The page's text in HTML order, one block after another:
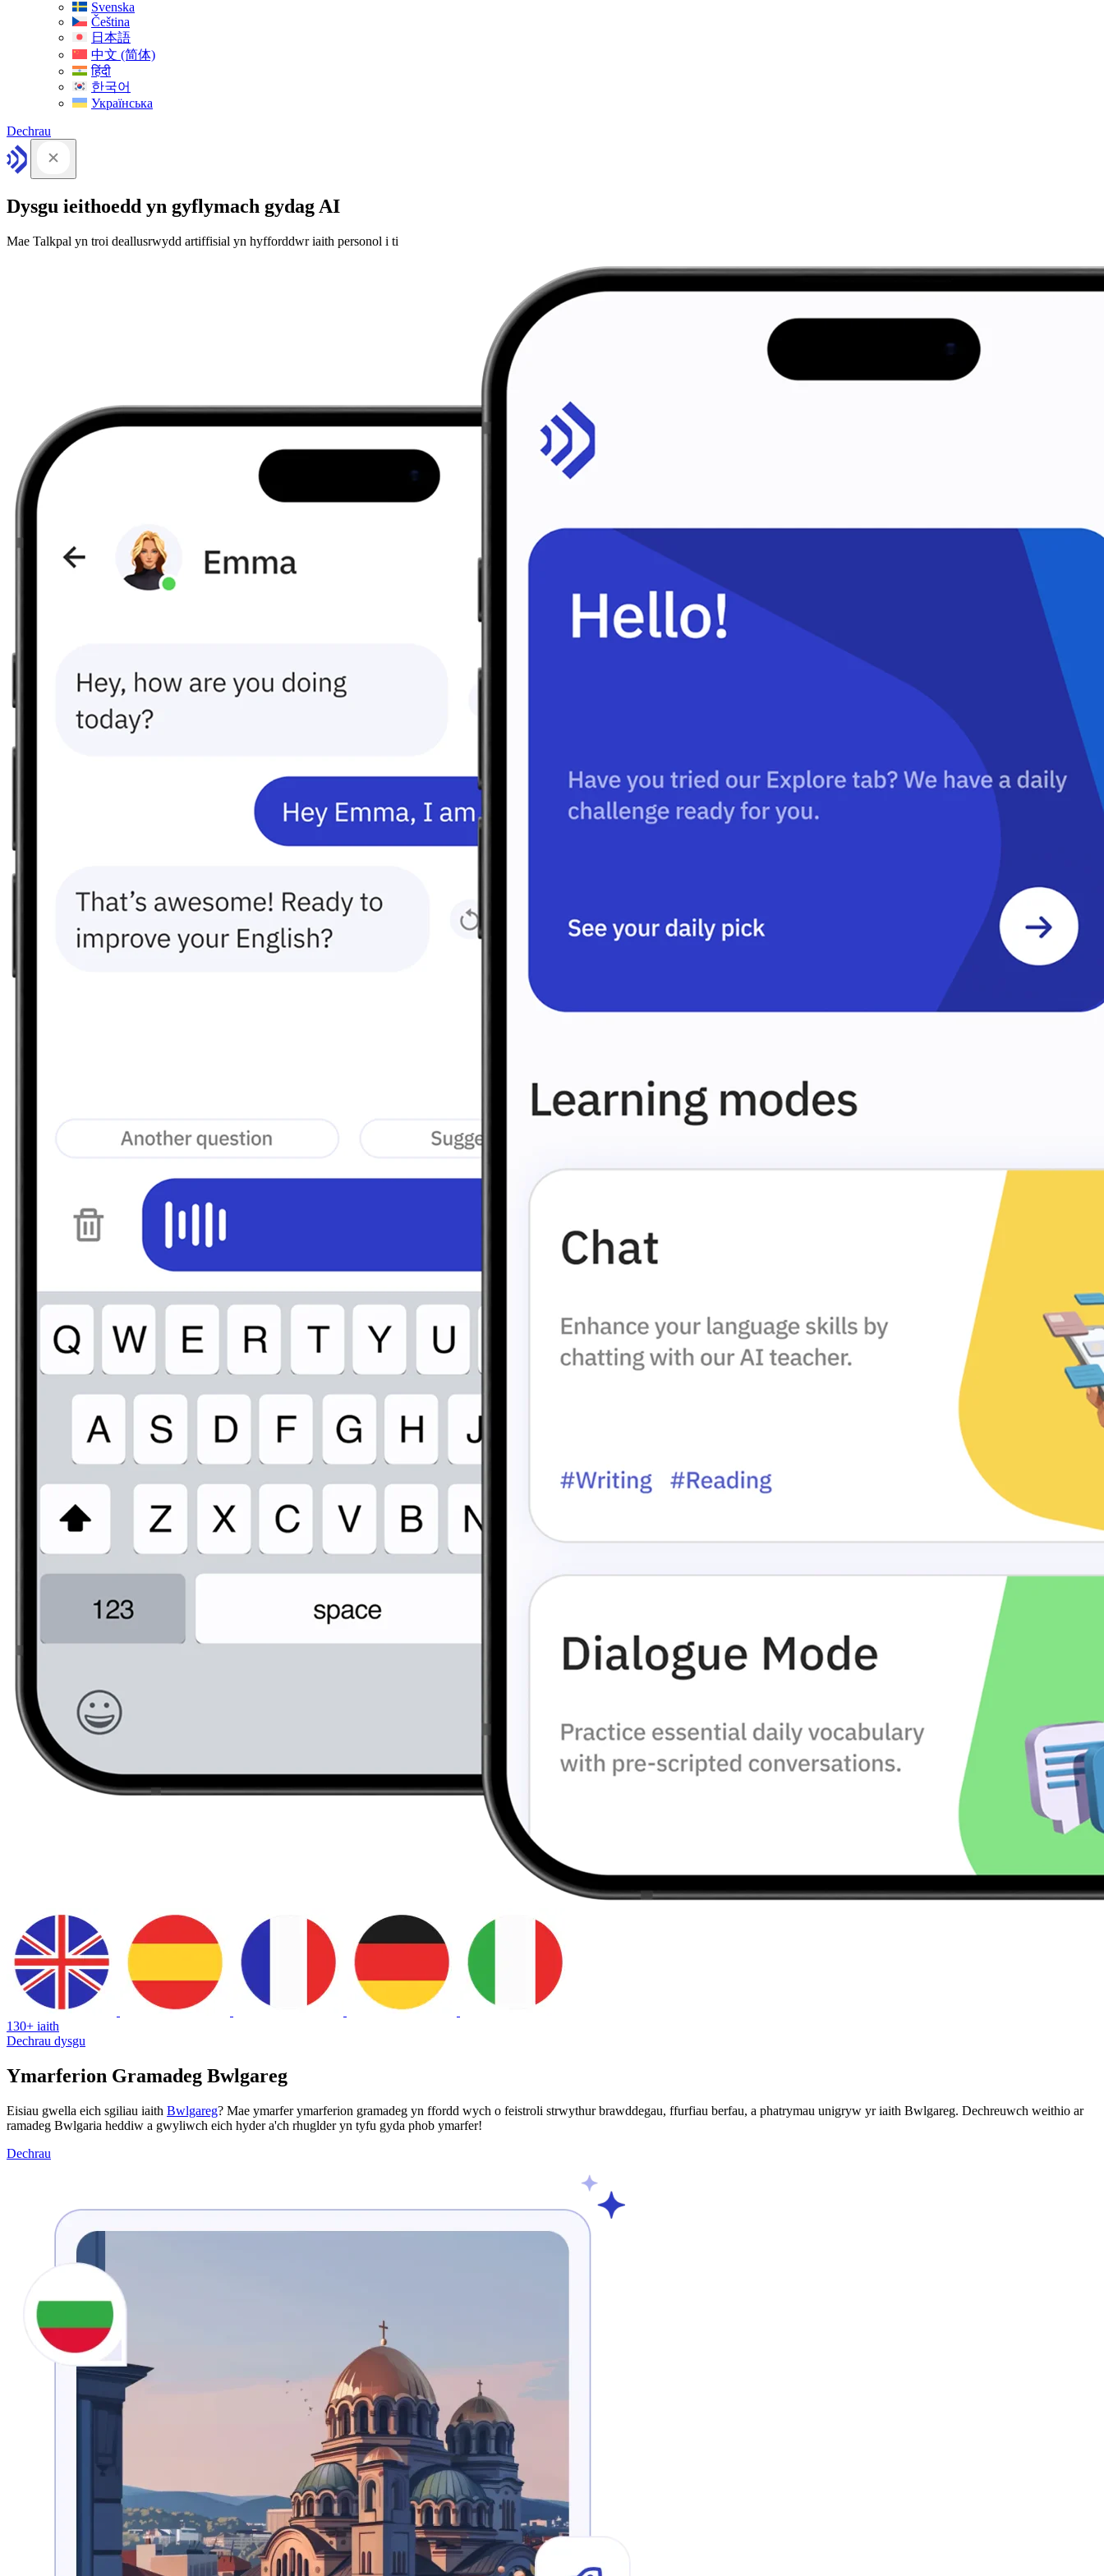
Svenska
Čeština
日本語
中文 (简体)
हिंदी
한국어
Українська
Dechrau
Dysgu ieithoedd yn gyflymach gydag AI
Mae Talkpal yn troi deallusrwydd artiffisial yn hyfforddwr iaith personol i ti
130+ iaith
Dechrau dysgu
Ymarferion Gramadeg Bwlgareg
Eisiau gwella eich sgiliau iaith Bwlgareg? Mae ymarfer ymarferion gramadeg yn ffordd wych o feistroli strwythur brawddegau, ffurfiau berfau, a phatrymau unigryw yr iaith Bwlgareg. Dechreuwch weithio ar
ramadeg Bwlgaria heddiw a gwyliwch eich hyder a'ch rhuglder yn tyfu gyda phob ymarfer!
Dechrau